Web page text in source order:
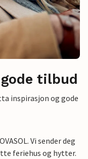
tilbud
inspirasjon og gode
Vi sender deg
feriehus og hytter.